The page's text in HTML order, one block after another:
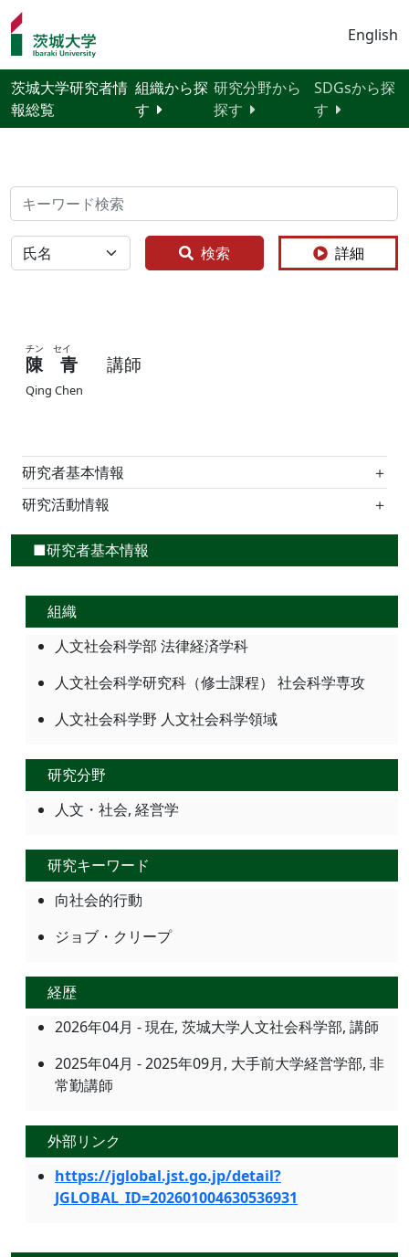
English
茨城大学研究者情
報総覧
組織から探
す
研究分野から
探す
SDGsから探
す
検索
全体 検索 詳細
チン セイ
陳 青 講師
Qing Chen
研究者基本情報
＋
研究活動情報
＋
■研究者基本情報
組織
人文社会科学部 法律経済学科
人文社会科学研究科（修士課程） 社会科学専攻
人文社会科学野 人文社会科学領域
研究分野
人文・社会, 経営学
研究キーワード
向社会的行動
ジョブ・クリープ
経歴
2026年04月 - 現在, 茨城大学人文社会科学部, 講師
2025年04月 - 2025年09月, 大手前大学経営学部, 非
常勤講師
外部リンク
https://jglobal.jst.go.jp/detail?
JGLOBAL_ID=202601004630536931